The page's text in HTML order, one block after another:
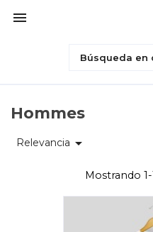

Hommes
Relevancia 
Mostrando